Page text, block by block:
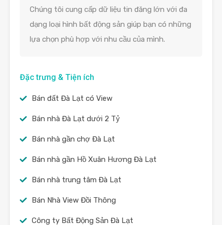
Chúng tôi cung cấp dữ liệu tin đăng lớn với đa
dạng loại hình bất động sản giúp bạn có những
lựa chọn phù hợp với nhu cầu của mình.
Đặc trưng & Tiện ích
Bán đất Đà Lạt có View
Bán nhà Đà Lạt dưới 2 Tỷ
Bán nhà gần chợ Đà Lạt
Bán nhà gần Hồ Xuân Hương Đà Lạt
Bán nhà trung tâm Đà Lạt
Bán Nhà View Đồi Thông
Công ty Bất Động Sản Đà Lạt